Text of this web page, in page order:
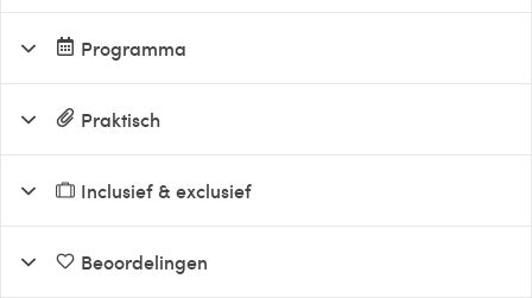
Programma
Praktisch
Inclusief & exclusief
Beoordelingen